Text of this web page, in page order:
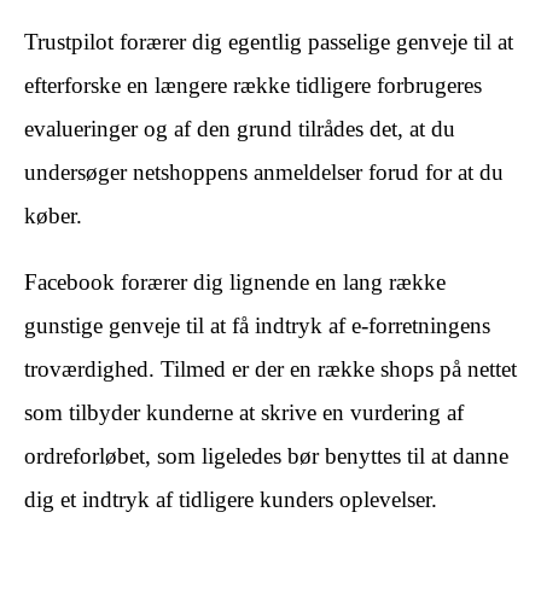
Trustpilot forærer dig egentlig passelige genveje til at
efterforske en længere række tidligere forbrugeres
evalueringer og af den grund tilrådes det, at du
undersøger netshoppens anmeldelser forud for at du
køber.
Facebook forærer dig lignende en lang række
gunstige genveje til at få indtryk af e-forretningens
troværdighed. Tilmed er der en række shops på nettet
som tilbyder kunderne at skrive en vurdering af
ordreforløbet, som ligeledes bør benyttes til at danne
dig et indtryk af tidligere kunders oplevelser.